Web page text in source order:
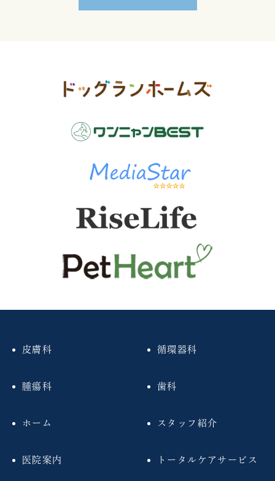
皮膚科 循環器科
腫瘍科 歯科
ホーム スタッフ紹介
医院案内 トータルケアサービス